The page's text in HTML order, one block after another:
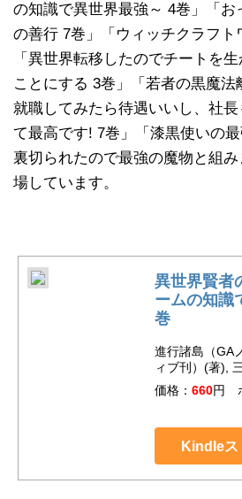
の知識で異世界最強～ 4巻」「お
の善行 7巻」「ウィッチクラフト
「異世界転移したのでチートを
ことにする 3巻」「若者の黒魔法
就職してみたら待遇いいし、社長
て最高です! 7巻」「漆黒使いの
裏切られたので最強の魔物と組
場しています。
異世界賢
ームの知識
巻
進行諸島（GA
ィブ刊）(著),
価格： 660円
Kindleス